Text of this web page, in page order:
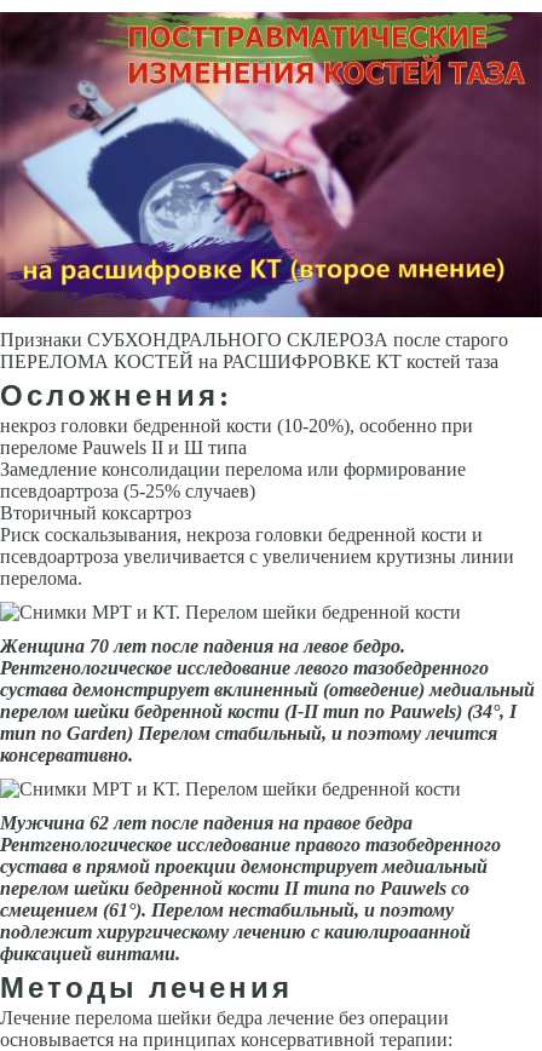
Признаки СУБХОНДРАЛЬНОГО СКЛЕРОЗА после старого
ПЕРЕЛОМА КОСТЕЙ на РАСШИФРОВКЕ КТ костей таза
Осложнения:
некроз головки бедренной кости (10-20%), особенно при
переломе Pauwels II и Ш типа
Замедление консолидации перелома или формирование
псевдоартроза (5-25% случаев)
Вторичный коксартроз
Риск соскальзывания, некроза головки бедренной кости и
псевдоартроза увеличивается с увеличением крутизны линии
перелома.
Женщина 70 лет после падения на левое бедро.
Рентгенологическое исследование левого тазобедренного
сустава демонстрирует вклиненный (отведение) медиальный
перелом шейки бедренной кости (I-II тип по Pauwels) (34°, I
тип по Garden) Перелом стабильный, и поэтому лечится
консервативно.
Мужчина 62 лет после падения на правое бедра
Рентгенологическое исследование правого тазобедренного
сустава в прямой проекции демонстрирует медиальный
перелом шейки бедренной кости IIтипа по Pauwels со
смещением (61°). Перелом нестабильный, и поэтому
подлежит хирургическому лечению с каиюлироаанной
фиксацией винтами.
Методы лечения
Лечение перелома шейки бедра лечение без операции
основывается на принципах консервативной терапии: